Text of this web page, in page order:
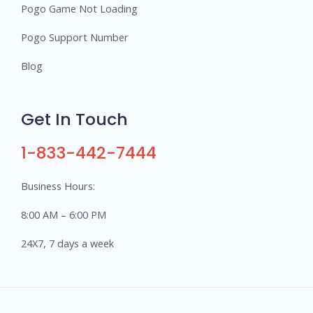
Pogo Game Not Loading
Pogo Support Number
Blog
Get In Touch
1-833-442-7444
Business Hours:
8:00 AM – 6:00 PM
24X7, 7 days a week